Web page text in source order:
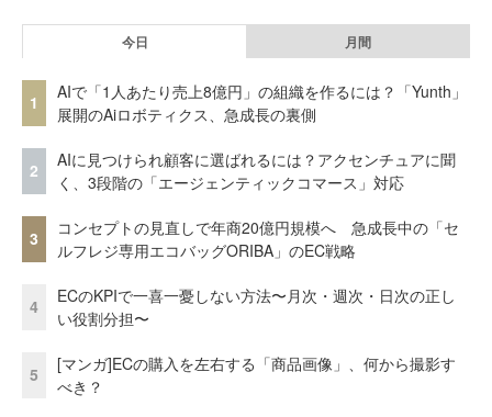
今日 月間
1
AIで「1人あたり売上8億円」の組織を作るには？「Yunth」
展開のAiロボティクス、急成長の裏側
2
AIに見つけられ顧客に選ばれるには？アクセンチュアに聞
く、3段階の「エージェンティックコマース」対応
3
コンセプトの見直しで年商20億円規模へ 急成長中の「セ
ルフレジ専用エコバッグORIBA」のEC戦略
4
ECのKPIで一喜一憂しない方法〜月次・週次・日次の正し
い役割分担〜
5
[マンガ]ECの購入を左右する「商品画像」、何から撮影す
べき？